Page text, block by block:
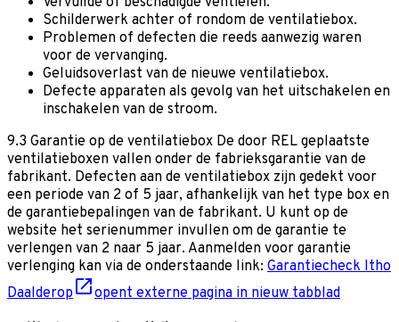
Schilderwerk achter of rondom de ventilatiebox.
Problemen of defecten die reeds aanwezig waren
voor de vervanging.
Geluidsoverlast van de nieuwe ventilatiebox.
Defecte apparaten als gevolg van het uitschakelen en
inschakelen van de stroom.
9.3 Garantie op de ventilatiebox De door REL geplaatste
ventilatieboxen vallen onder de fabrieksgarantie van de
fabrikant. Defecten aan de ventilatiebox zijn gedekt voor
een periode van 2 of 5 jaar, afhankelijk van het type box en
de garantiebepalingen van de fabrikant. U kunt op de
website het serienummer invullen om de garantie te
verlengen van 2 naar 5 jaar. Aanmelden voor garantie
verlenging kan via de onderstaande link: Garantiecheck Itho
Daalderop
opent externe pagina in nieuw tabblad